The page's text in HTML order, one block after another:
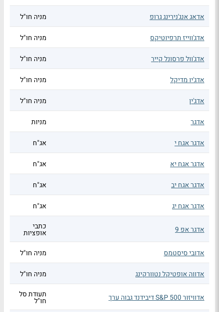
אדאג אנג'נירינג גרופ מניה חו"ל
אדג'ווייז תרפיוטיקס מניה חו"ל
אדג'וול פרסונל קייר מניה חו"ל
אדג'יו מדיקל מניה חו"ל
אדג'ין מניה חו"ל
אדגר מניות
אדגר אגח י אג"ח
אדגר אגח יא אג"ח
אדגר אגח יב אג"ח
אדגר אגח יג אג"ח
אדגר אפ 9 כתבי
אופציות
אדובי סיסטמס
מניה חו"ל
אדווה אופטיקל נטוורקינג מניה חו"ל
אדוויזור S&P 500 דיבידנד גבוה ערך תעודת סל
חו"ל